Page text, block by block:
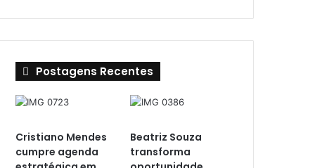
Postagens Recentes
Cristiano Mendes
cumpre agenda
Beatriz Souza
transforma